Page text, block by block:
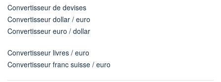
Convertisseur de devises
Convertisseur dollar / euro
Convertisseur euro / dollar
Convertisseur livres / euro
Convertisseur franc suisse / euro